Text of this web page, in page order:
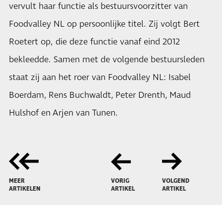
vervult haar functie als bestuursvoorzitter van
Foodvalley NL op persoonlijke titel. Zij volgt Bert
Roetert op, die deze functie vanaf eind 2012
bekleedde. Samen met de volgende bestuursleden
staat zij aan het roer van Foodvalley NL: Isabel
Boerdam, Rens Buchwaldt, Peter Drenth, Maud
Hulshof en Arjen van Tunen.
MEER
ARTIKELEN
VORIG
ARTIKEL
VOLGEND
ARTIKEL